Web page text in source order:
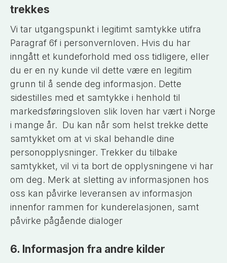
trekkes
Vi tar utgangspunkt i legitimt samtykke utifra
Paragraf 6f i personvernloven. Hvis du har
inngått et kundeforhold med oss tidligere, eller
du er en ny kunde vil dette være en legitim
grunn til å sende deg informasjon. Dette
sidestilles med et samtykke i henhold til
markedsføringsloven slik loven har vært i Norge
i mange år. Du kan når som helst trekke dette
samtykket om at vi skal behandle dine
personopplysninger. Trekker du tilbake
samtykket, vil vi ta bort de opplysningene vi har
om deg. Merk at sletting av informasjonen hos
oss kan påvirke leveransen av informasjon
innenfor rammen for kunderelasjonen, samt
påvirke pågående dialoger
6. Informasjon fra andre kilder